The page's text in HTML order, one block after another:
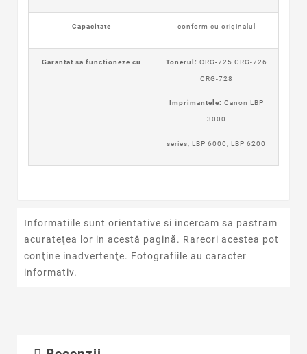
Capacitate conform cu originalul
Garantat sa functioneze cu Tonerul: CRG-725 CRG-726
CRG-728
Imprimantele: Canon LBP
3000
series, LBP 6000, LBP 6200
Informatiile sunt orientative si incercam sa pastram
acurateţea lor in acestă pagină. Rareori acestea pot
conţine inadvertenţe. Fotografiile au caracter
informativ.